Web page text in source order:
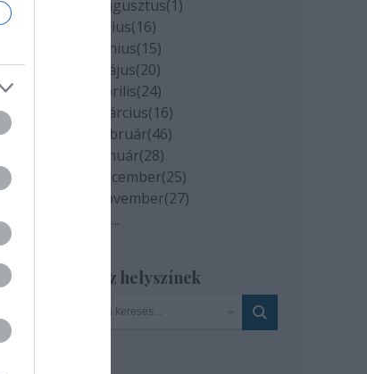
2020 augusztus(1)
2020 július(16)
2020 június(15)
2020 május(20)
2020 április(24)
2020 március(16)
2020 február(46)
2020 január(28)
2019 december(25)
2019 november(27)
...
Szinház helyszínek